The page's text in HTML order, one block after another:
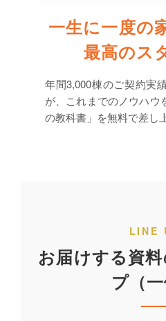
一生に一度の
最高のス
年間3,000棟のご契約実
が、これまでのノウハウ
の教科書」を無料で差し
LINE
お届けする資
プ（一